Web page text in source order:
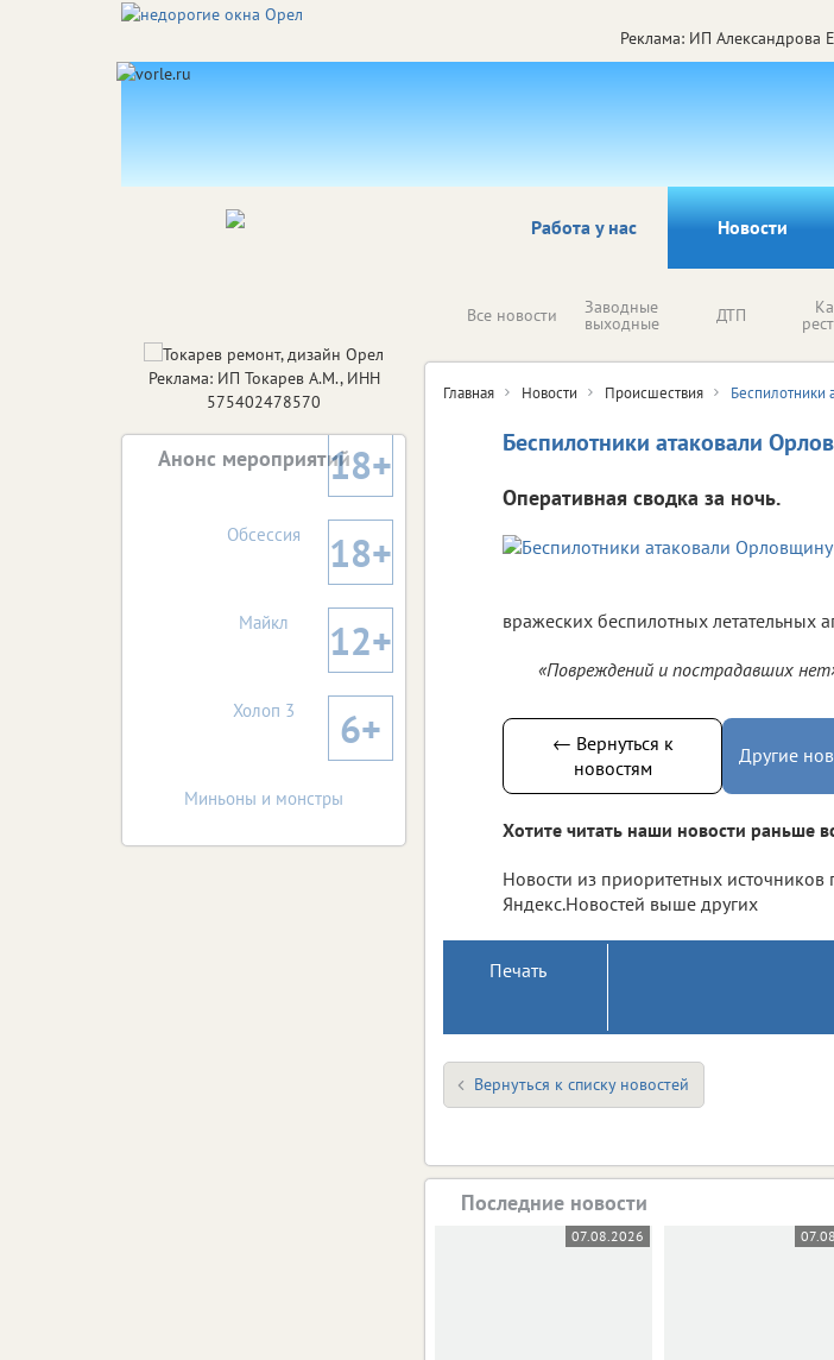
Реклама: ИП
Работа у нас Новости
Все новости Заводные
выходные ДТП
Главная Новости Происшествия Беспилотники
Беспилотники атаковали
Оперативная сводка за ночь.
вражеских беспилотных летательных
«Повреждений и пострадавших
← Вернуться к
новостям
Другие
Хотите читать наши новости раньше
Новости из приоритетных источников
Яндекс.Новостей выше других
Печать
Вернуться к списку новостей
Последние новости
07.08.2026
Реклама: ИП Токарев А.М., ИНН
575402478570
Анонс мероприятий18+
Обсессия 18+
Майкл 12+
Холоп 3 6+
Миньоны и монстры